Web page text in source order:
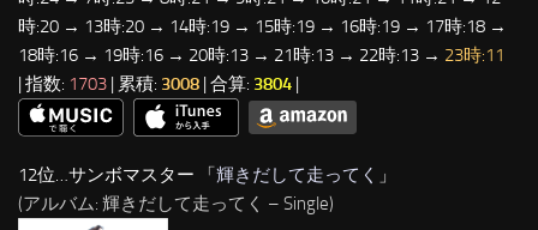
時:20 → 13時:20 → 14時:19 → 15時:19 → 16時:19 → 17時:18 →
18時:16 → 19時:16 → 20時:13 → 21時:13 → 22時:13 → 23時:11
| 指数: 1703 | 累積: 3008 | 合算: 3804 |
12位…サンボマスター 「輝きだして走ってく 」
(アルバム: 輝きだして走ってく – Single)